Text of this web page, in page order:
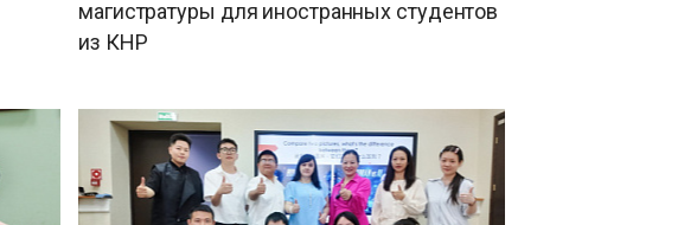
магистратуры для иностранных студентов
из КНР